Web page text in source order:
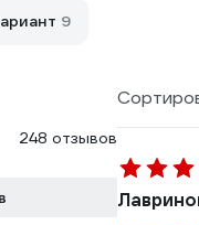
9
248 отзывов